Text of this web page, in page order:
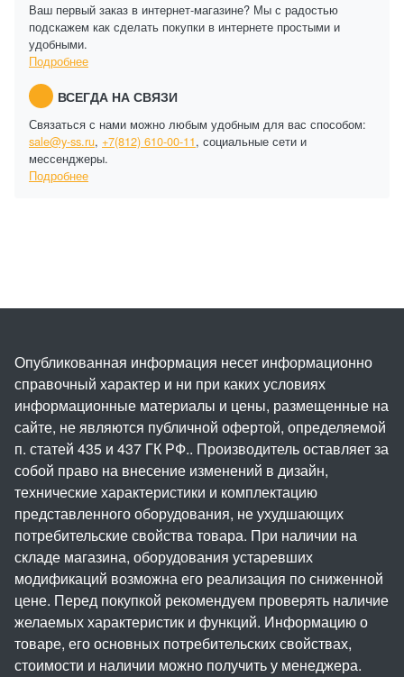
Ваш первый заказ в интернет-магазине? Мы с радостью
подскажем как сделать покупки в интернете простыми и
удобными.
Подробнее
ВСЕГДА НА СВЯЗИ
Связаться с нами можно любым удобным для вас способом:
sale@y-ss.ru, +7(812) 610-00-11, социальные сети и
мессенджеры.
Подробнее
Опубликованная информация несет информационно
справочный характер и ни при каких условиях
информационные материалы и цены, размещенные на
сайте, не являются публичной офертой, определяемой
п. статей 435 и 437 ГК РФ.. Производитель оставляет за
собой право на внесение изменений в дизайн,
технические характеристики и комплектацию
представленного оборудования, не ухудшающих
потребительские свойства товара. При наличии на
складе магазина, оборудования устаревших
модификаций возможна его реализация по сниженной
цене. Перед покупкой рекомендуем проверять наличие
желаемых характеристик и функций. Информацию о
товаре, его основных потребительских свойствах,
стоимости и наличии можно получить у менеджера.